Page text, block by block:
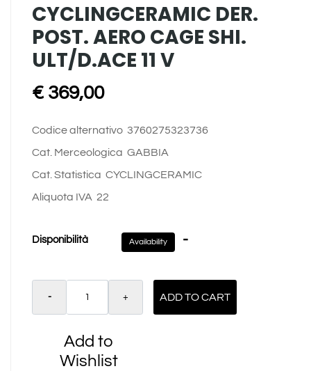
CYCLINGCERAMIC DER.
POST. AERO CAGE SHI.
ULT/D.ACE 11 V
€ 369,00
Codice alternativo 3760275323736
Cat. Merceologica GABBIA
Cat. Statistica CYCLINGCERAMIC
Aliquota IVA 22
Disponibilità Availability -
ADD TO CART
Add to
Wishlist